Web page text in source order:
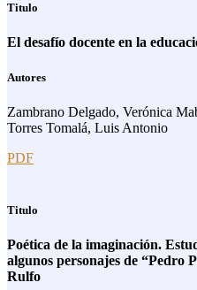
Titulo
El desafío docente en la
Autores
Zambrano Delgado, Verónica
Torres Tomalá, Luis Antonio
PDF
Titulo
Poética de la imaginación.
algunos personajes de “Pedro
Rulfo